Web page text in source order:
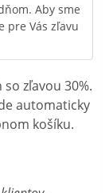
Aby sme
pre Vás zľavu
zľavou 30%.
automaticky
košíku.